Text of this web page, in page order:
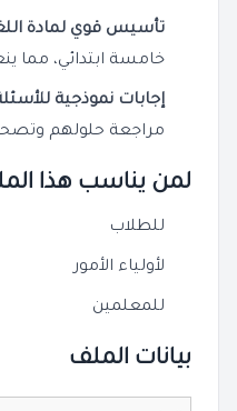
تأسيس قوي لمادة
خامسة ابتدائي، مما
إجابات نموذجية
مراجعة حلولهم
لمن يناسب هذا
للطلاب
لأولياء الأمور
للمعلمين
بيانات الملف